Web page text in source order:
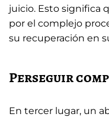
juicio. Esto significa
por el complejo
su recuperación en
Perseguir
En tercer lugar, un